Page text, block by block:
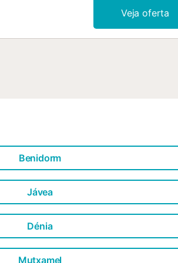
sable de Les Deveses. Cette villa
qui diffusent un arôme
Les destinations touristiques
et Vergel, sont situées entre 10
Veja oferta
Benidorm
Jávea
Dénia
Mutxamel